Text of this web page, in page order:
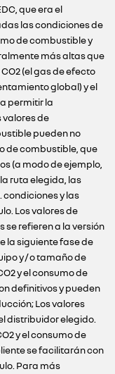
que era el
las condiciones de
de combustible y
más altas que
(el gas de efecto
global) y el
permitir la
valores de
pueden no
de combustible, que
(a modo de ejemplo,
ruta elegida, las
y las
Los valores de
se refieren a la versión
la siguiente fase de
y / o tamaño de
y el consumo de
definitivos y pueden
Los valores
distribuidor elegido.
y el consumo de
se facilitarán con
Para más